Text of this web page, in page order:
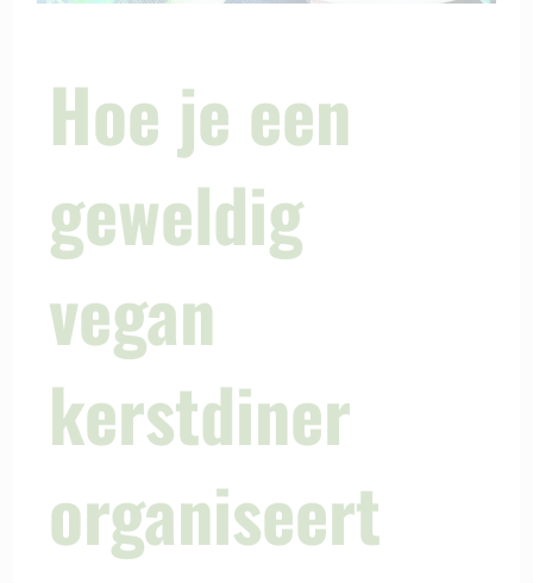
Hoe je een
geweldig
vegan
kerstdiner
organiseert